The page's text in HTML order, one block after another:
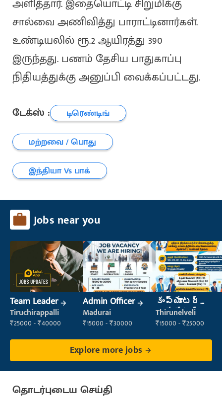
அளித்தார். இதையொட்டி சிறுமிக்கு
சால்வை அணிவித்து பாராட்டினார்கள்.
உண்டியலில் ரூ.2 ஆயிரத்து 390
இருந்தது. பணம் தேசிய பாதுகாப்பு
நிதியத்துக்கு அனுப்பி வைக்கப்பட்டது.
டேக்ஸ் :
டிரெண்டிங்
மற்றவை / பொது
இந்தியா Vs பாக்
Jobs near you
Team Leader
Tiruchirappalli
₹25000 - ₹40000
Admin Officer
Madurai
₹15000 - ₹30000
కంప్యూటర్
ఆపరేటర్
Thirunelveli
₹15000 - ₹25000
Explore more jobs
தொடர்புடைய செய்தி